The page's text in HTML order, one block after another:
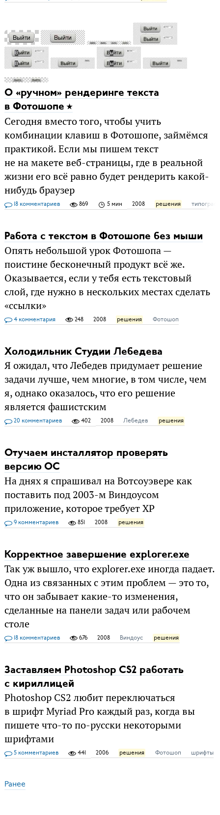
О «ручном» рендеринге текста
в Фотошопе
Сегодня вместо того, чтобы учить
комбинации клавиш в Фотошопе, займёмся
практикой. Если мы пишем текст
не на макете веб-страницы, где в реальной
жизни его всё равно будет рендерить какой-
нибудь браузер
18 комментариев 869 5 мин 2008 решения
Работа с текстом в Фотошопе без мыши
Опять небольшой урок Фотошопа —
поистине бесконечный продукт всё же.
Оказывается, если у тебя есть текстовый
слой, где нужно в нескольких местах сделать
«ссылки»
4 комментария 248 2008 решения Фотошоп
Холодильник Студии Лебедева
Я ожидал, что Лебедев придумает решение
задачи лучше, чем многие, в том числе, чем
я, однако оказалось, что его решение
является фашистским
20 комментариев 402 2008 Лебедев решения
Отучаем инсталлятор проверять
версию ОС
На днях я спрашивал на Вотсоуэвере как
поставить под 2003-м Виндоусом
приложение, которое требует XP
9 комментариев 851 2008 решения
Корректное завершение explorer.exe
Так уж вышло, что explorer.exe иногда падает.
Одна из связанных с этим проблем — это то,
что он забывает какие-то изменения,
сделанные на панели задач или рабочем
столе
18 комментариев 676 2008 Виндоус решения
Заставляем Photoshop CS2 работать
с кириллицей
Photoshop CS2 любит переключаться
в шрифт Myriad Pro каждый раз, когда вы
пишете что-то по-русски некоторыми
шрифтами
5 комментариев 441 2006 решения Фотошоп шрифты
Ранее